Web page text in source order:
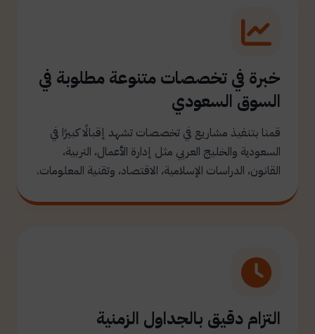
خبرة في تخصصات متنوعة مطلوبة في
السوق السعودي
قمنا بتنفيذ مشاريع في تخصصات تشهد إقبالًا كبيرًا في
السعودية والخليج العربي مثل إدارة الأعمال، التربية،
القانون، الدراسات الإسلامية، الاقتصاد، وتقنية المعلومات.
التزام دقيق بالجداول الزمنية